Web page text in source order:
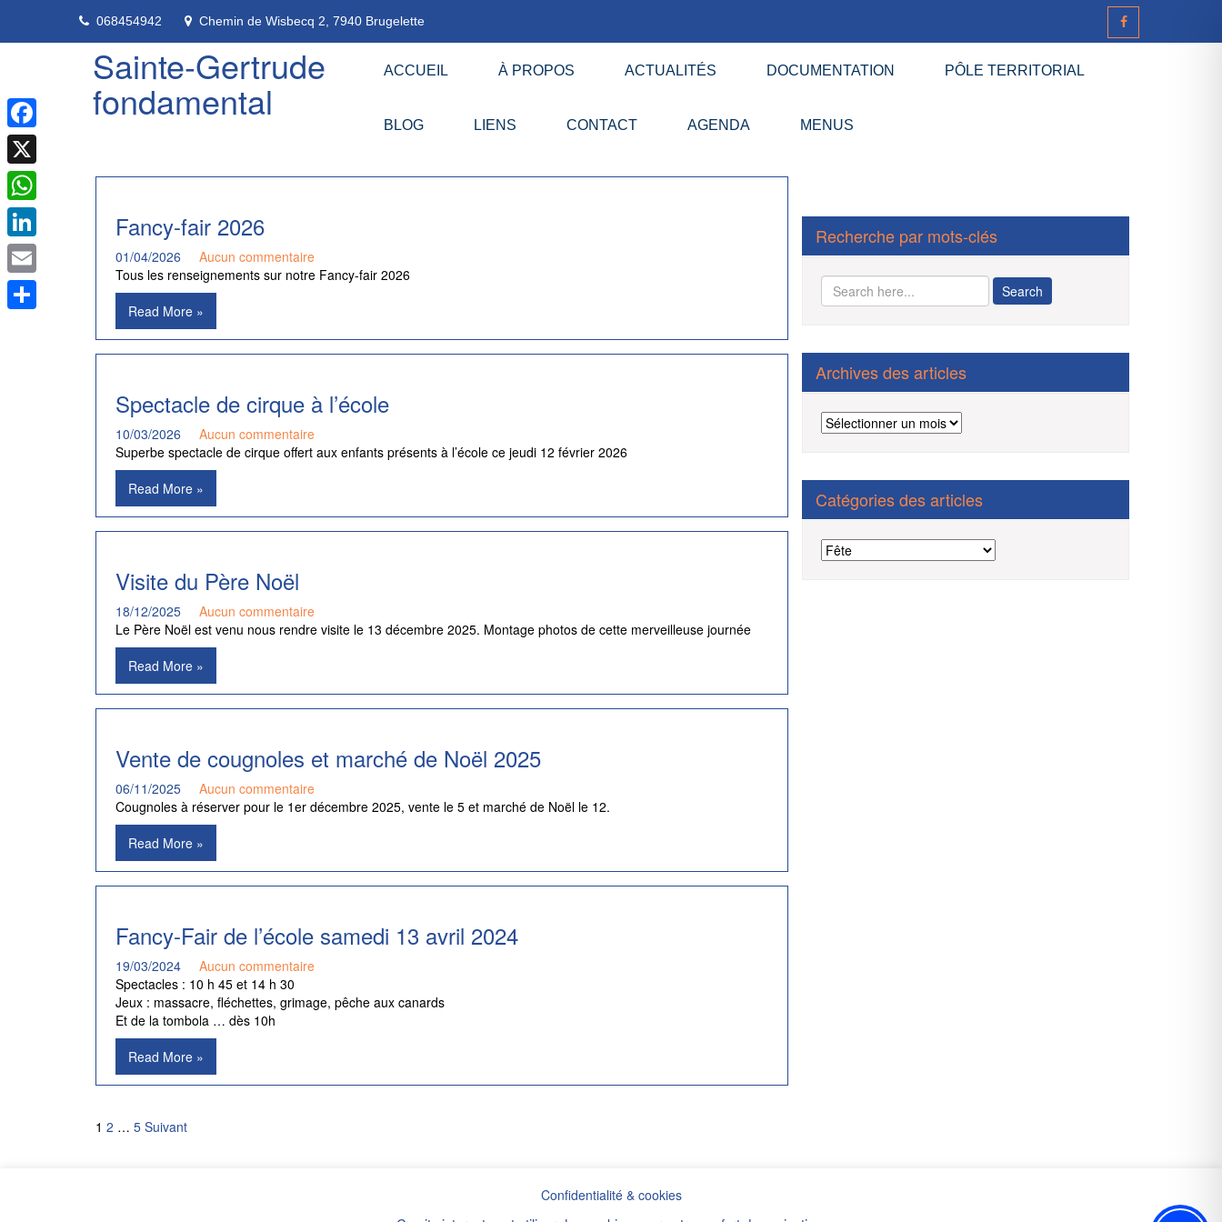
content
068454942 Chemin de Wisbecq 2, 7940 Brugelette
Sainte-Gertrude
fondamental
ACCUEIL À PROPOS ACTUALITÉS DOCUMENTATION PÔLE TERRITORIAL
BLOG LIENS CONTACT AGENDA MENUS
Fancy-fair 2026
01/04/2026
Aucun commentaire
Tous les renseignements sur notre Fancy-fair 2026
Read More »
Spectacle de cirque à l’école
10/03/2026
Aucun commentaire
Superbe spectacle de cirque offert aux enfants présents à l’école ce jeudi 12 février 2026
Read More »
Visite du Père Noël
18/12/2025
Aucun commentaire
Le Père Noël est venu nous rendre visite le 13 décembre 2025. Montage photos de cette merveilleuse journée
Read More »
Vente de cougnoles et marché de Noël 2025
06/11/2025
Aucun commentaire
Cougnoles à réserver pour le 1er décembre 2025, vente le 5 et marché de Noël le 12.
Read More »
Fancy-Fair de l’école samedi 13 avril 2024
19/03/2024
Aucun commentaire
Spectacles : 10 h 45 et 14 h 30
Jeux : massacre, fléchettes, grimage, pêche aux canards
Et de la tombola … dès 10h
Read More »
Pagination
1 2 … 5 Suivant
Recherche par mots-clés
Archives des articles
Archives
des
Catégories des articles
Catégories
des
Facebook
X
WhatsApp
LinkedIn
Email
Confidentialité & cookies